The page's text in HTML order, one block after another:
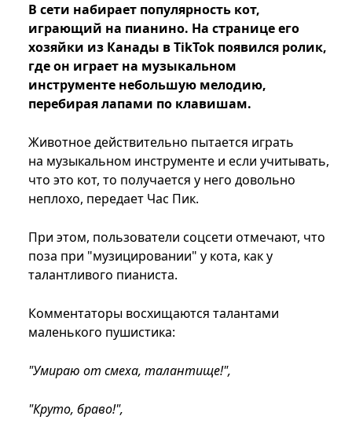
В сети набирает популярность кот,
играющий на пианино. На странице его
хозяйки из Канады в TikTok появился ролик,
где он играет на музыкальном
инструменте небольшую мелодию,
перебирая лапами по клавишам.
Животное действительно пытается играть
на музыкальном инструменте и если учитывать,
что это кот, то получается у него довольно
неплохо, передает Час Пик.
При этом, пользователи соцсети отмечают, что
поза при "музицировании" у кота, как у
талантливого пианиста.
Комментаторы восхищаются талантами
маленького пушистика:
"Умираю от смеха, талантище!",
"Круто, браво!",